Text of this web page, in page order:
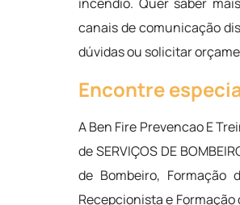
canais de comunicação
dúvidas ou solicitar
Encontre
A Ben Fire Prevencao E
de SERVIÇOS DE
de Bombeiro, Formação
Recepcionista e